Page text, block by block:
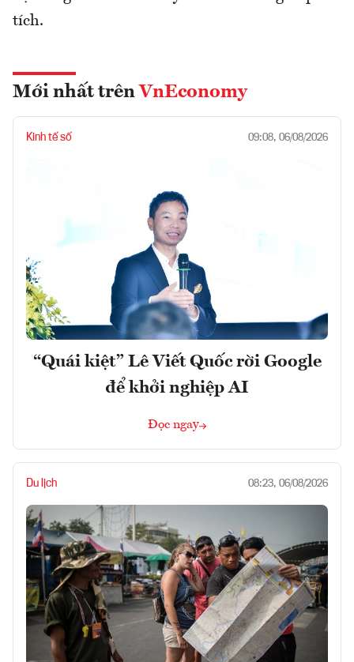
tích.
Mới nhất trên VnEconomy
Kinh tế số 09:08, 06/08/2026
“Quái kiệt” Lê Viết Quốc rời Google
để khởi nghiệp AI
Đọc ngay
Du lịch 08:23, 06/08/2026